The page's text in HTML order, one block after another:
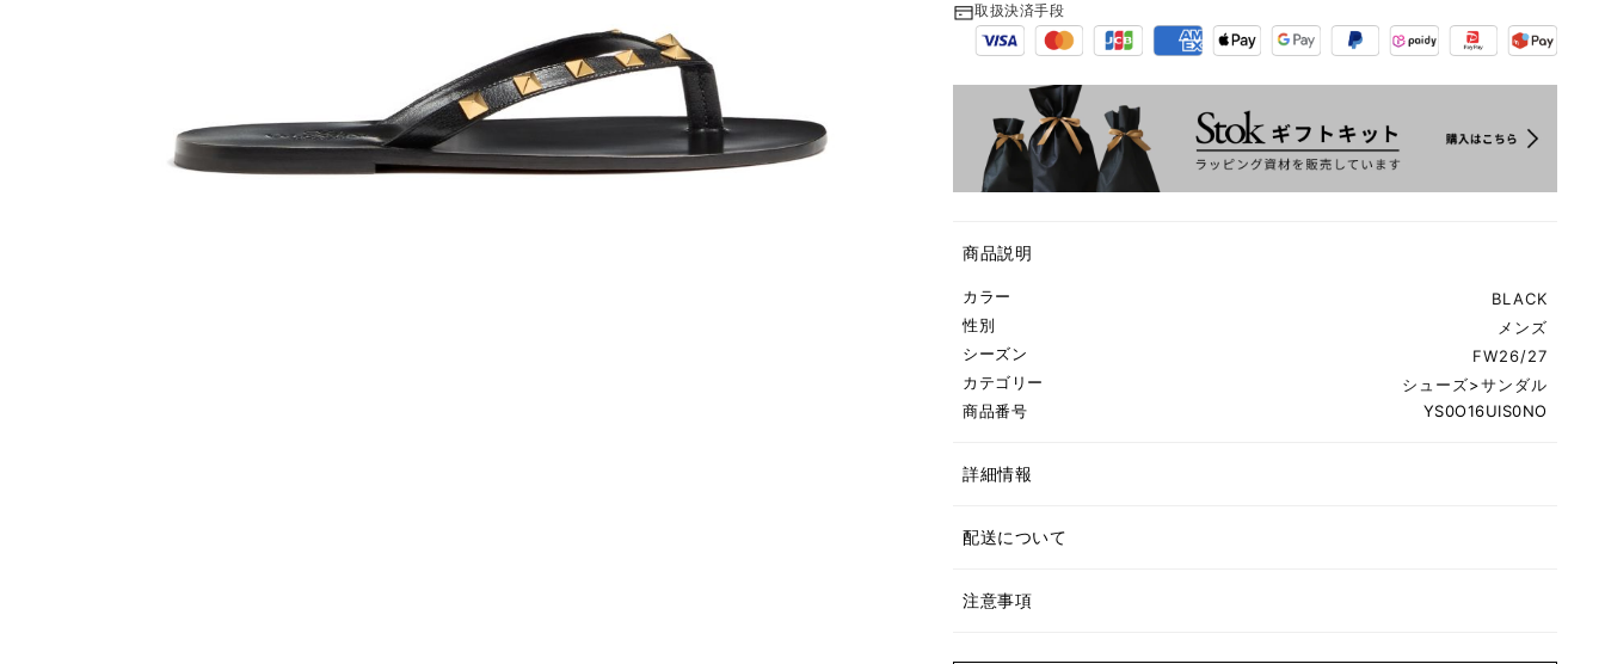
取扱決済手段
商品説明
カラー
BLACK
性別
メンズ
シーズン
FW26/27
カテゴリー
シューズ>サンダル
商品番号
YS0O16UIS0NO
詳細情報
配送について
注意事項